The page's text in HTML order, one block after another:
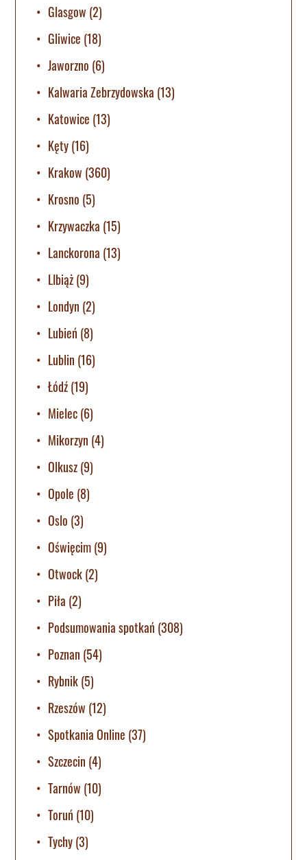
Glasgow (2)
Gliwice (18)
Jaworzno (6)
Kalwaria Zebrzydowska (13)
Katowice (13)
Kęty(16)
Krakow (360)
Krosno (5)
Krzywaczka (15)
Lanckorona (13)
LIbiąż(9)
Londyn (2)
Lubień (8)
Lublin (16)
Łódź(19)
Mielec(6)
Mikorzyn (4)
Olkusz(9)
Opole (8)
Oslo (3)
Oświęcim(9)
Otwock(2)
Piła (2)
Podsumowania spotkań (308)
Poznan (54)
Rybnik(5)
Rzeszów (12)
Spotkania Online (37)
Szczecin (4)
Tarnów (10)
Toruń (10)
Tychy(3)